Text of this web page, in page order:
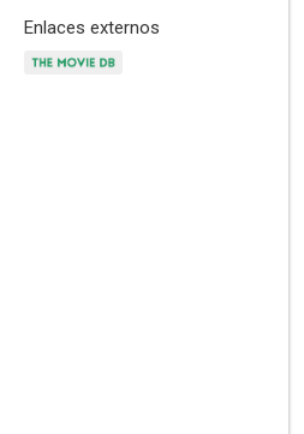
Enlaces externos